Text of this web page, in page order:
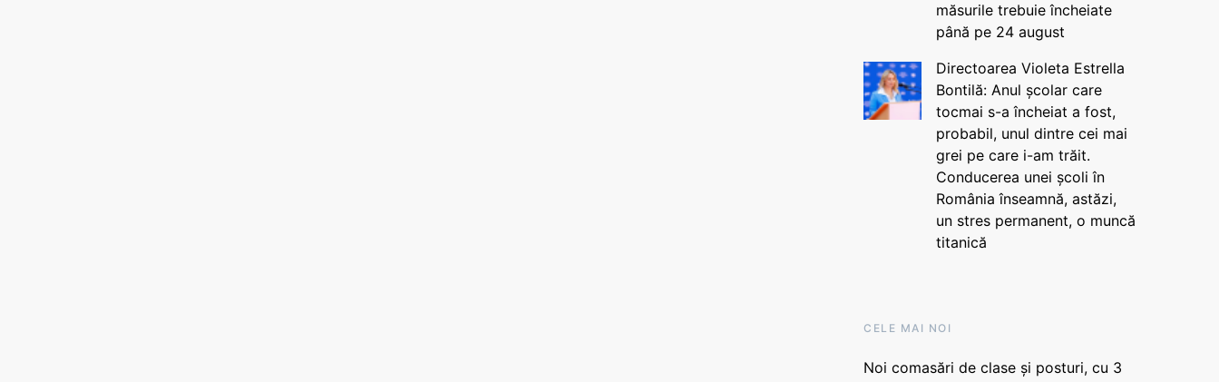
măsurile trebuie încheiate
până pe 24 august
Directoarea Violeta Estrella
Bontilă: Anul școlar care
tocmai s-a încheiat a fost,
probabil, unul dintre cei mai
grei pe care i-am trăit.
Conducerea unei școli în
România înseamnă, astăzi,
un stres permanent, o muncă
titanică
CELE MAI NOI
Noi comasări de clase și posturi, cu 3